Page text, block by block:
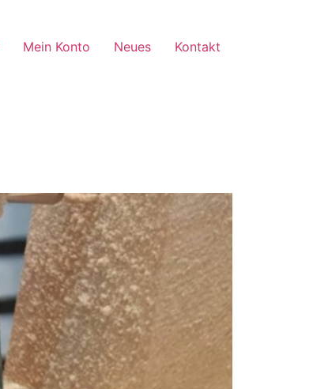
Mein Konto Neues Kontakt